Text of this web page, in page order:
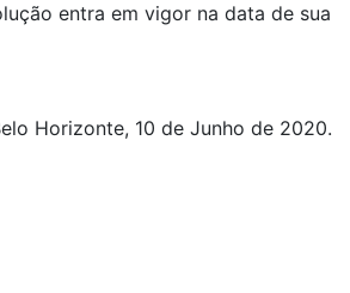
entra em vigor na data de sua
Horizonte, 10 de Junho de 2020.